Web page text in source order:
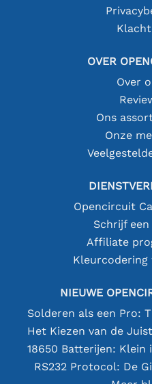
OVER
Over
Ons
Onze
Opencircuit
Schrijf
Affiliate
Kleurcodering
NIEUWE
RS232 Protocol: De